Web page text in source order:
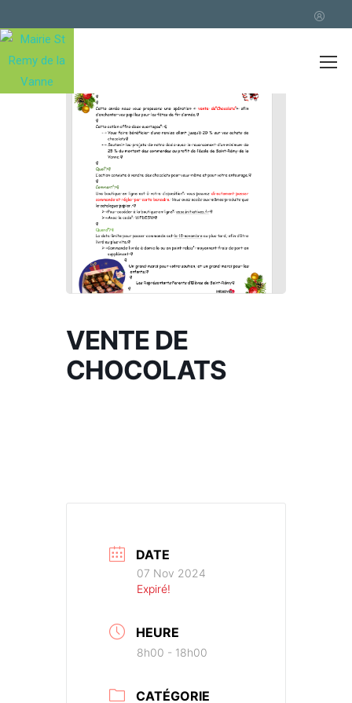
VENTE DE
CHOCOLATS
DATE
07 Nov 2024
Expiré!
HEURE
8h00 - 18h00
CATÉGORIE